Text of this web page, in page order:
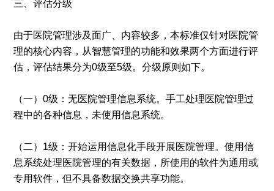
三、评估分级
由于医院管理涉及面广、内容较多，本标准仅针对医院管
理的核心内容，从智慧管理的功能和效果两个方面进行评
估，评估结果分为0级至5级。分级原则如下。
（一）0级：无医院管理信息系统。手工处理医院管理过
程中的各种信息，未使用信息系统。
（二）1级：开始运用信息化手段开展医院管理。使用信
息系统处理医院管理的有关数据，所使用的软件为通用或
专用软件，但不具备数据交换共享功能。